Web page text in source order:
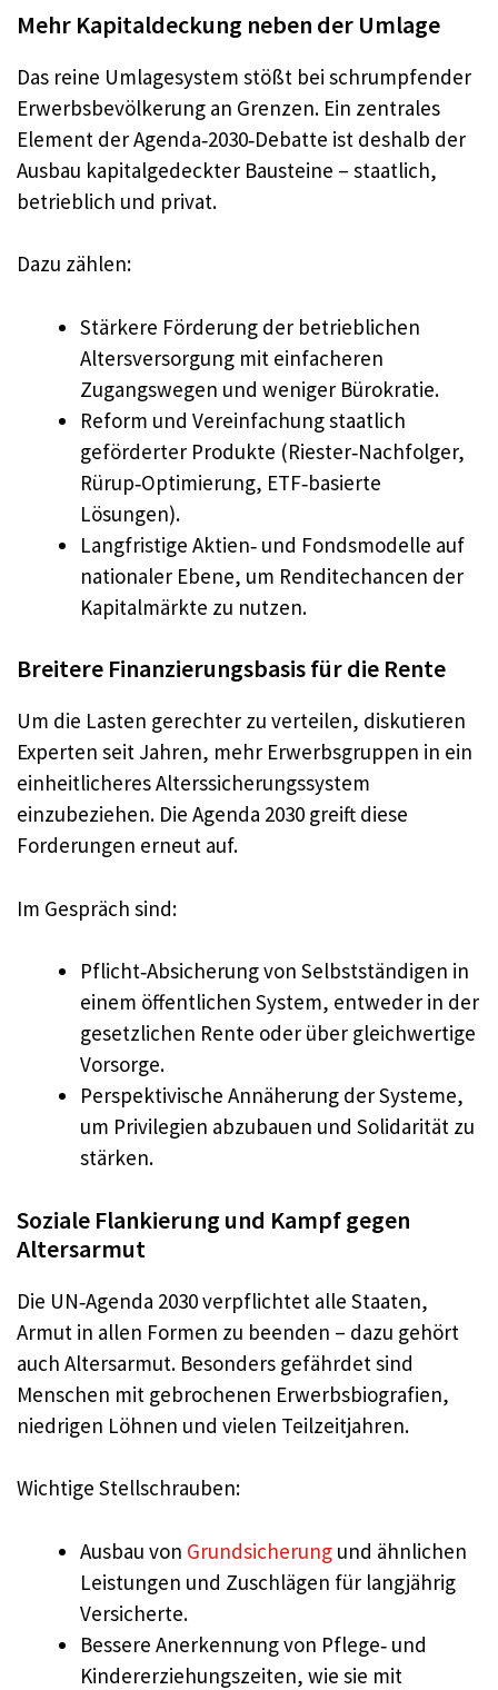
Mehr Kapitaldeckung neben der Umlage
Das reine Umlagesystem stößt bei schrumpfender
Erwerbsbevölkerung an Grenzen. Ein zentrales
Element der Agenda‑2030‑Debatte ist deshalb der
Ausbau kapitalgedeckter Bausteine – staatlich,
betrieblich und privat.
Dazu zählen:
Stärkere Förderung der betrieblichen
Altersversorgung mit einfacheren
Zugangswegen und weniger Bürokratie.
Reform und Vereinfachung staatlich
geförderter Produkte (Riester‑Nachfolger,
Rürup‑Optimierung, ETF‑basierte
Lösungen).
Langfristige Aktien‑ und Fondsmodelle auf
nationaler Ebene, um Renditechancen der
Kapitalmärkte zu nutzen.
Breitere Finanzierungsbasis für die Rente
Um die Lasten gerechter zu verteilen, diskutieren
Experten seit Jahren, mehr Erwerbsgruppen in ein
einheitlicheres Alterssicherungssystem
einzubeziehen. Die Agenda 2030 greift diese
Forderungen erneut auf.
Im Gespräch sind:
Pflicht‑Absicherung von Selbstständigen in
einem öffentlichen System, entweder in der
gesetzlichen Rente oder über gleichwertige
Vorsorge.
Perspektivische Annäherung der Systeme,
um Privilegien abzubauen und Solidarität zu
stärken.
Soziale Flankierung und Kampf gegen
Altersarmut
Die UN‑Agenda 2030 verpflichtet alle Staaten,
Armut in allen Formen zu beenden – dazu gehört
auch Altersarmut. Besonders gefährdet sind
Menschen mit gebrochenen Erwerbsbiografien,
niedrigen Löhnen und vielen Teilzeitjahren.
Wichtige Stellschrauben:
Ausbau von Grundsicherung und ähnlichen
Leistungen und Zuschlägen für langjährig
Versicherte.
Bessere Anerkennung von Pflege‑ und
Kindererziehungszeiten, wie sie mit